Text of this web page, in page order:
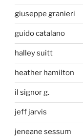
giuseppe granieri
guido catalano
halley suitt
heather hamilton
il signor g.
jeff jarvis
jeneane sessum